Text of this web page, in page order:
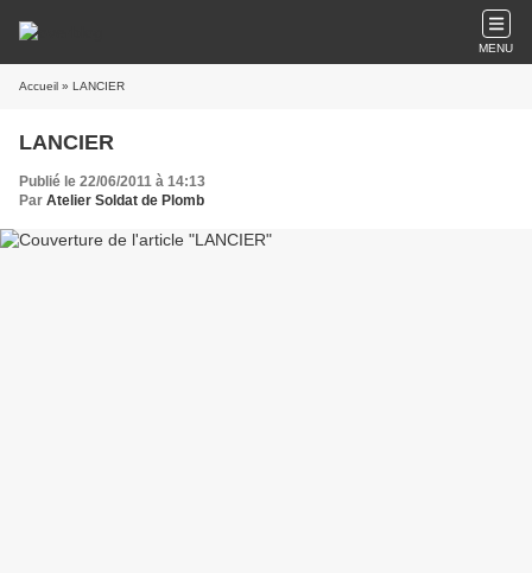
MENU
Accueil » LANCIER
LANCIER
Publié le 22/06/2011 à 14:13
Par Atelier Soldat de Plomb